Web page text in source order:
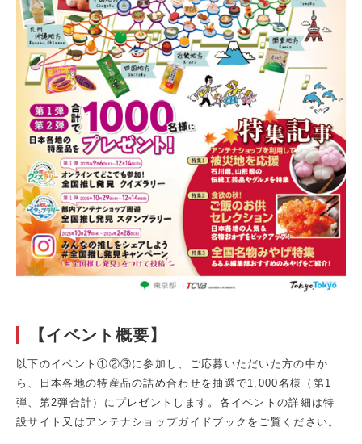
【イベント概要】
以下のイベント①②③に参加し、ご応募いただいた方の中か
ら、日本各地の特産品の詰め合わせを抽選で1,000名様（第1
弾、第2弾合計）にプレゼントします。各イベントの詳細は特
設サイト又はアンテナショップガイドブックをご覧ください。